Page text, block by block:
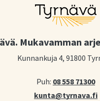
Mukavamman
Kunnankuja 4, 91800
Puh: 08 558 71300
kunta@tyrnava.fi